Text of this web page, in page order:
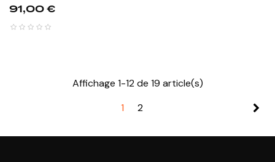
Prix
91,00 €
Affichage 1-12 de 19 article(s)
1
2